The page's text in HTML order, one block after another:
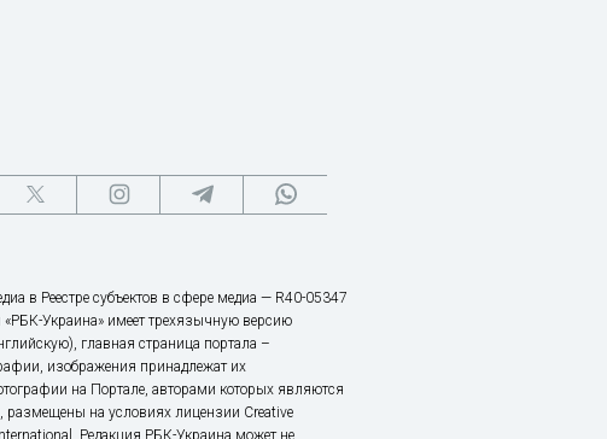
в Реестре субъектов в сфере медиа — R40-05347
Украина» имеет трехязычную версию
главная страница портала –
изображения принадлежат их
на Портале, авторами которых являются
на условиях лицензии Creative
Редакция РБК-Украина может не